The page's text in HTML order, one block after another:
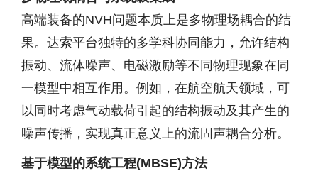
高端装备的NVH问题本质上是多物理场耦合的结
果。达索平台独特的多学科协同能力，允许结构
振动、流体噪声、电磁激励等不同物理现象在同
一模型中相互作用。例如，在航空航天领域，可
以同时考虑气动载荷引起的结构振动及其产生的
噪声传播，实现真正意义上的流固声耦合分析。
基于模型的系统工程(MBSE)方法